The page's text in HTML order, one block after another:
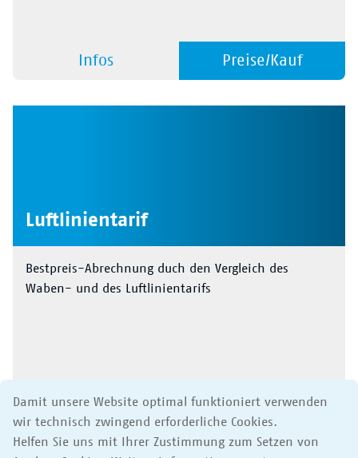
Infos Preise/Kauf
Luftlinientarif
Bestpreis-Abrechnung duch den Vergleich des
Waben- und des Luftlinientarifs
Infos Preise/Kauf
Damit unsere Website optimal funktioniert verwenden
wir technisch zwingend erforderliche Cookies.
Helfen Sie uns mit Ihrer Zustimmung zum Setzen von